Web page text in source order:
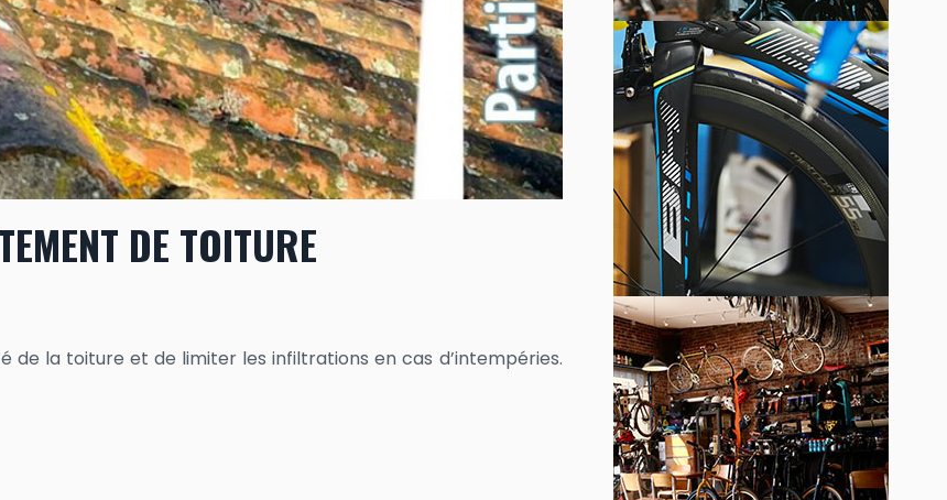
DE TOITURE
la toiture et de limiter les infiltrations en cas d’intempéries.